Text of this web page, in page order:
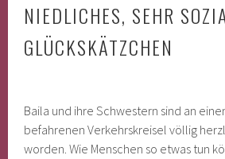
NIEDLICHES, SEHR
GLÜCKSKÄTZCHEN
Baila und ihre Schwestern sind an
befahrenen Verkehrskreisel völlig
worden. Wie Menschen so etwas tun